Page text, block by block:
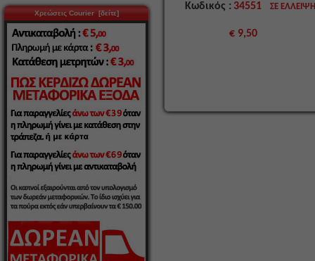
Χρεώσεις Courier [δείτε]
Κωδικός : 34551 ΣΕ
€ 9,50